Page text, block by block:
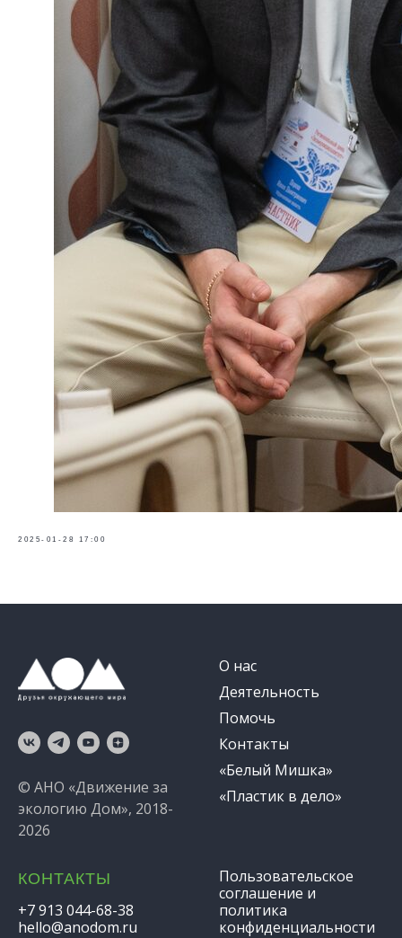
2025-01-28 17:00
© АНО «Движение за
экологию Дом», 2018-
2026
О нас
Деятельность
Помочь
Контакты
«Белый Мишка»
«Пластик в дело»
КОНТАКТЫ
+7 913 044-68-38
hello@anodom.ru
Пользовательское
соглашение и
политика
конфиденциальности